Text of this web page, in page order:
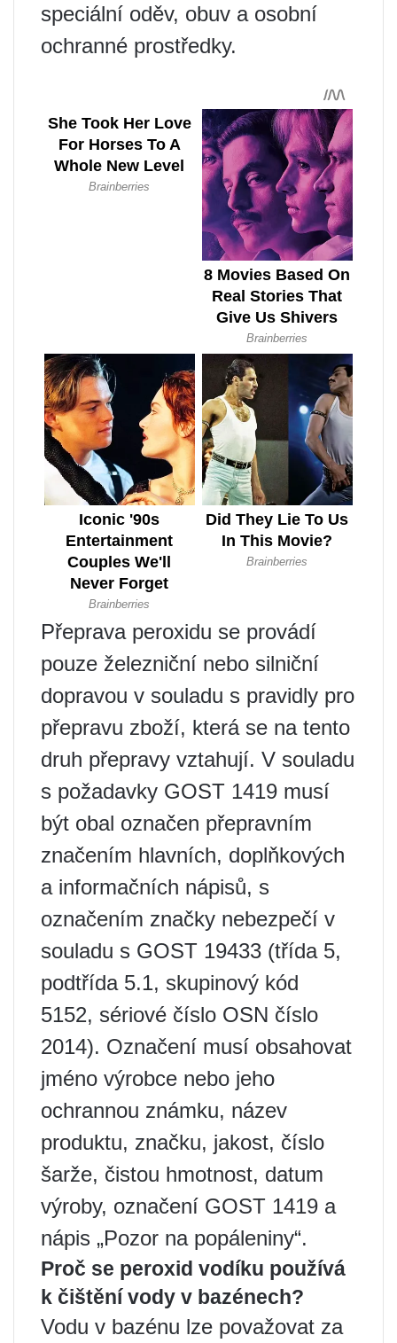
speciální oděv, obuv a osobní
ochranné prostředky.
Přeprava peroxidu se provádí
pouze železniční nebo silniční
dopravou v souladu s pravidly pro
přepravu zboží, která se na tento
druh přepravy vztahují. V souladu
s požadavky GOST 1419 musí
být obal označen přepravním
značením hlavních, doplňkových
a informačních nápisů, s
označením značky nebezpečí v
souladu s GOST 19433 (třída 5,
podtřída 5.1, skupinový kód
5152, sériové číslo OSN číslo
2014). Označení musí obsahovat
jméno výrobce nebo jeho
ochrannou známku, název
produktu, značku, jakost, číslo
šarže, čistou hmotnost, datum
výroby, označení GOST 1419 a
nápis „Pozor na popáleniny“.
Proč se peroxid vodíku používá
k čištění vody v bazénech?
Vodu v bazénu lze považovat za